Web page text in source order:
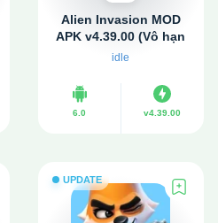
Alien Invasion MOD
APK v4.39.00 (Vô hạn
tiền, Premium)
idle
6.0 v4.39.00
UPDATE